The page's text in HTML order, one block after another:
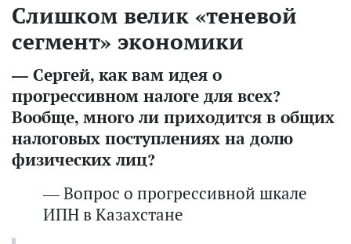
Слишком велик «теневой
сегмент» экономики
— Сергей, как вам идея о
прогрессивном налоге для всех?
Вообще, много ли приходится в общих
налоговых поступлениях на долю
физических лиц?
— Вопрос о прогрессивной шкале
ИПН в Казахстане